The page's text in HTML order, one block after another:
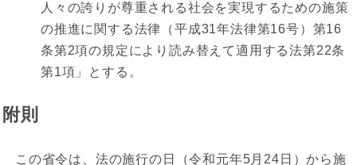
人々の誇りが尊重される社会を実現するための施策
の推進に関する法律（平成31年法律第16号）第16
条第2項の規定により読み替えて適用する法第22条
第1項」とする。
附則
この省令は、法の施行の日（令和元年5月24日）から施